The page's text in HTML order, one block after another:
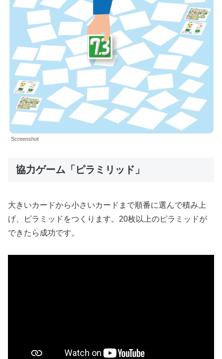
Screenshot
協力ゲーム「ピラミリッド」
大きいカードから小さいカードまで順番に選んで積み上
げ、ピラミッドをつくります。20枚以上のピラミッドが
できたら成功です。